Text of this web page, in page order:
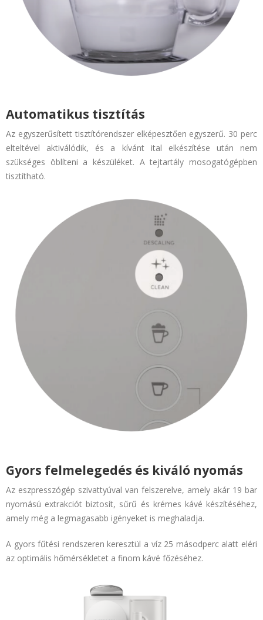
Automatikus tisztítás
Az egyszerűsített tisztítórendszer elképesztően egyszerű. 30 perc
elteltével aktiválódik, és a kívánt ital elkészítése után nem
szükséges öblíteni a készüléket. A tejtartály mosogatógépben
tisztítható.
Gyors felmelegedés és kiváló nyomás
Az eszpresszógép szivattyúval van felszerelve, amely akár 19 bar
nyomású extrakciót biztosít, sűrű és krémes kávé készítéséhez,
amely még a legmagasabb igényeket is meghaladja.
A gyors fűtési rendszeren keresztül a víz 25 másodperc alatt eléri
az optimális hőmérsékletet a finom kávé főzéséhez.